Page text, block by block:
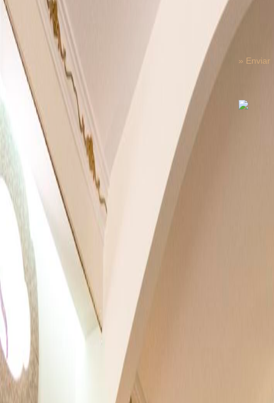
» Enviar